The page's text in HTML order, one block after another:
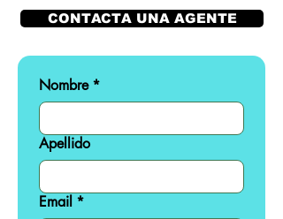
CONTACTA UNA AGENTE
Nombre *
Apellido
Email *